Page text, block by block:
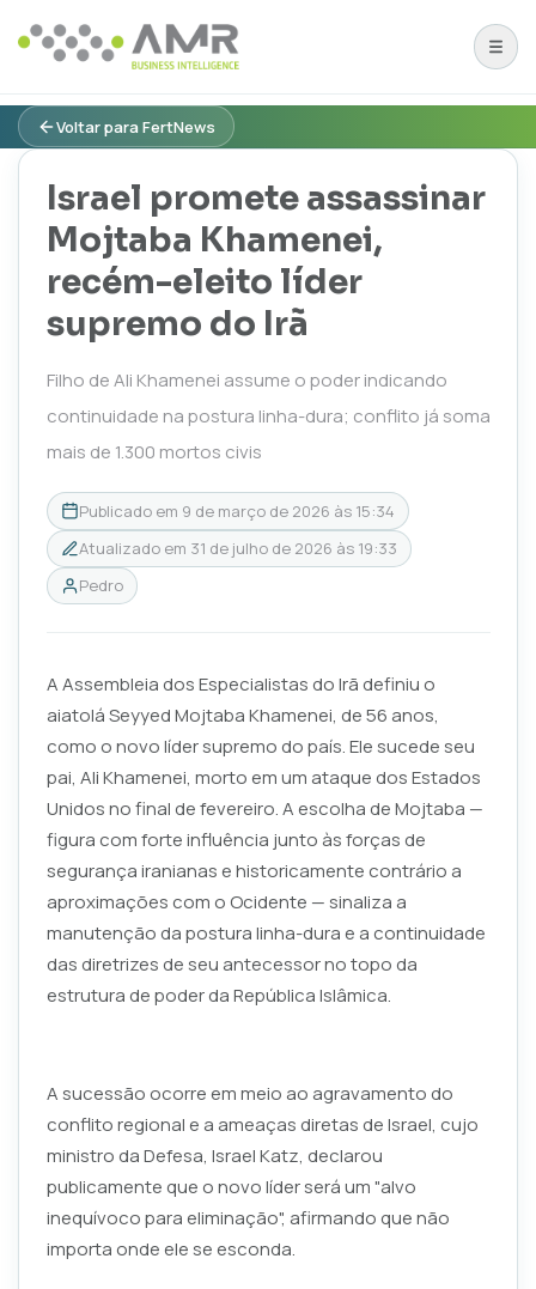
Voltar para FertNews
Israel promete assassinar
Mojtaba Khamenei,
recém-eleito líder
supremo do Irã
Filho de Ali Khamenei assume o poder indicando
continuidade na postura linha-dura; conflito já soma
mais de 1.300 mortos civis
Publicado em 9 de março de 2026 às 15:34
Atualizado em 31 de julho de 2026 às 19:33
Pedro
A Assembleia dos Especialistas do Irã definiu o
aiatolá Seyyed Mojtaba Khamenei, de 56 anos,
como o novo líder supremo do país. Ele sucede seu
pai, Ali Khamenei, morto em um ataque dos Estados
Unidos no final de fevereiro. A escolha de Mojtaba —
figura com forte influência junto às forças de
segurança iranianas e historicamente contrário a
aproximações com o Ocidente — sinaliza a
manutenção da postura linha-dura e a continuidade
das diretrizes de seu antecessor no topo da
estrutura de poder da República Islâmica.
A sucessão ocorre em meio ao agravamento do
conflito regional e a ameaças diretas de Israel, cujo
ministro da Defesa, Israel Katz, declarou
publicamente que o novo líder será um "alvo
inequívoco para eliminação", afirmando que não
importa onde ele se esconda.